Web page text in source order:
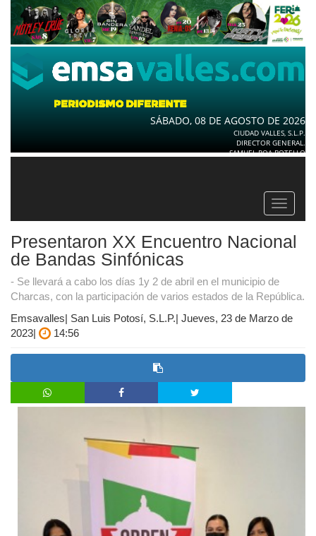
SÁBADO, 08 DE AGOSTO DE 2026
CIUDAD VALLES, S.L.P.
DIRECTOR GENERAL.
SAMUEL ROA BOTELLO
Toggle
Presentaron XX Encuentro Nacional
de Bandas Sinfónicas
- Se llevará a cabo los días 1y 2 de abril en el municipio de
Charcas, con la participación de varios estados de la República.
Emsavalles| San Luis Potosí, S.L.P.| Jueves, 23 de Marzo de
2023|
14:56